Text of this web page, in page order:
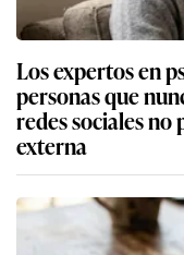
Los expertos en
personas que
redes sociales
externa